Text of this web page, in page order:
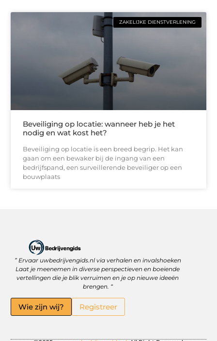
ZAKELIJKE DIENSTVERLENING
Beveiliging op locatie: wanneer heb je het
nodig en wat kost het?
Beveiliging op locatie is een breed begrip. Het kan
gaan om een bewaker bij de ingang van een
bedrijfspand, een surveillerende beveiliger op een
bouwplaats
” Ervaar uwbedrijvengids.nl via verhalen en invalshoeken
Laat je meenemen in diverse perspectieven en boeiende
vertellingen die je blik verruimen en je op nieuwe ideeën
brengen. “
Wie zijn wij? Registreer